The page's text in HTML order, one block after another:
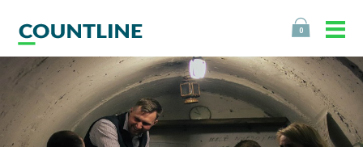
0